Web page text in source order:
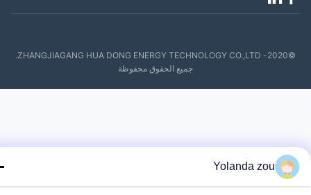
©2020- ZHANGJIAGANG HUA DONG ENERGY TECHNOLOGY CO.,LTD.
جميع الحقوق محفوظة
Yolanda zou